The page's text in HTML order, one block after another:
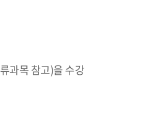
과목 참고)을 수강